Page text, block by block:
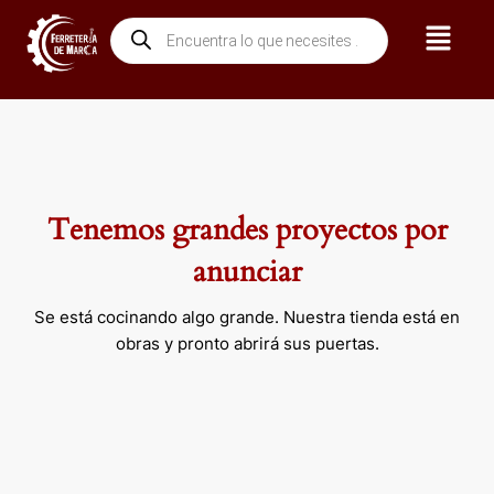
contenido
Búsqueda
de
productos
Menú
Tenemos grandes proyectos por
anunciar
Se está cocinando algo grande. Nuestra tienda está en
obras y pronto abrirá sus puertas.